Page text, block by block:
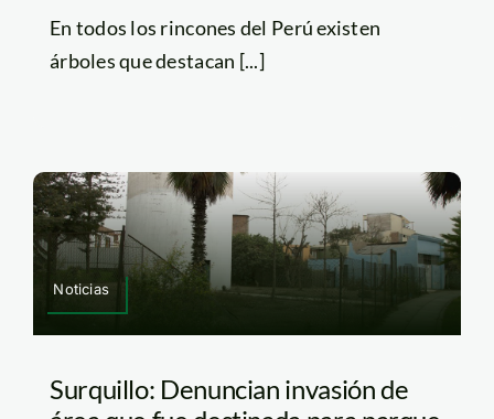
En todos los rincones del Perú existen
árboles que destacan [...]
Noticias
Surquillo: Denuncian invasión de